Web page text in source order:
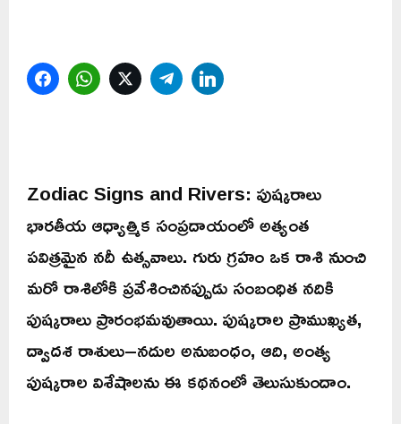
FacebookWhatsAppTwitterTelegram
Zodiac Signs and Rivers: పుష్కరాలు
భారతీయ ఆధ్యాత్మిక సంప్రదాయంలో అత్యంత
పవిత్రమైన నదీ ఉత్సవాలు. గురు గ్రహం ఒక రాశి నుంచి
మరో రాశిలోకి ప్రవేశించినప్పుడు సంబంధిత నదికి
పుష్కరాలు ప్రారంభమవుతాయి. పుష్కరాల ప్రాముఖ్యత,
ద్వాదశ రాశులు–నదుల అనుబంధం, ఆది, అంత్య
పుష్కరాల విశేషాలను ఈ కథనంలో తెలుసుకుందాం.